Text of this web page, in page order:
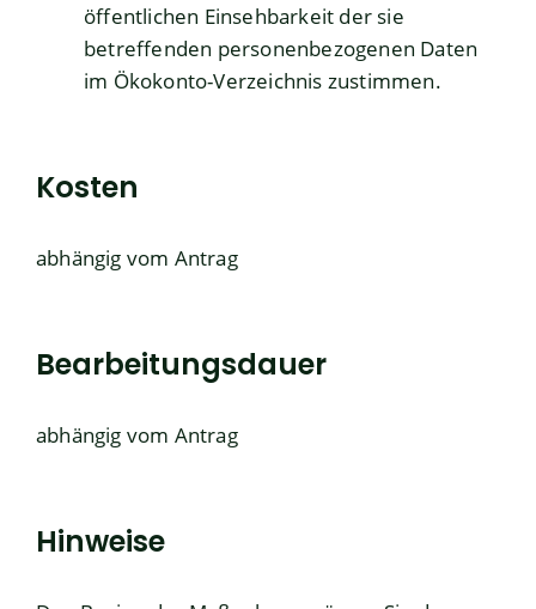
öffentlichen Einsehbarkeit der sie
betreffenden personenbezogenen Daten
im Ökokonto-Verzeichnis zustimmen.
Kosten
abhängig vom Antrag
Bearbeitungsdauer
abhängig vom Antrag
Hinweise